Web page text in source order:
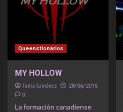
Queenstionarios
MY HOLLOW
Tania Giménez 28/06/2015
0
La formación canadiense